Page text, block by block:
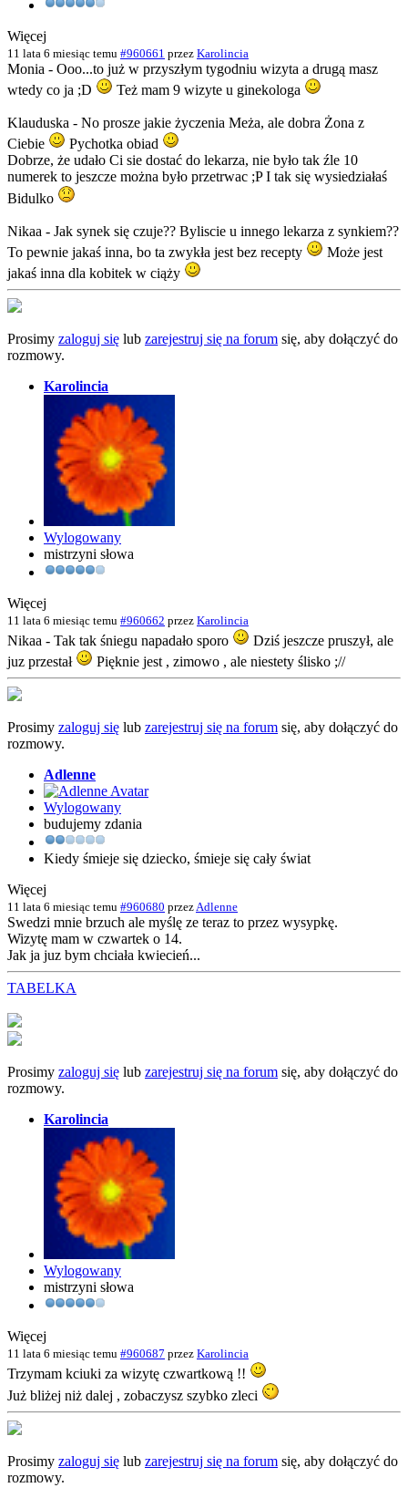
Więcej
11 lata 6 miesiąc temu #960661 przez Karolincia
Monia - Ooo...to już w przyszłym tygodniu wizyta a drugą masz
wtedy co ja ;D
Też mam 9 wizyte u ginekologa
Klauduska - No prosze jakie życzenia Meża, ale dobra Żona z
Ciebie
Pychotka obiad
Dobrze, że udało Ci sie dostać do lekarza, nie było tak źle 10
numerek to jeszcze można było przetrwac ;P I tak się wysiedziałaś
Bidulko
Nikaa - Jak synek się czuje?? Byliscie u innego lekarza z synkiem??
To pewnie jakaś inna, bo ta zwykła jest bez recepty
Może jest
jakaś inna dla kobitek w ciąży
Prosimy zaloguj się lub zarejestruj się na forum się, aby dołączyć do
rozmowy.
Karolincia
Wylogowany
mistrzyni słowa
Więcej
11 lata 6 miesiąc temu #960662 przez Karolincia
Nikaa - Tak tak śniegu napadało sporo
Dziś jeszcze pruszył, ale
juz przestał
Pięknie jest , zimowo , ale niestety ślisko ;//
Prosimy zaloguj się lub zarejestruj się na forum się, aby dołączyć do
rozmowy.
Adlenne
Wylogowany
budujemy zdania
Kiedy śmieje się dziec­ko, śmieje się cały świat
Więcej
11 lata 6 miesiąc temu #960680 przezAdlenne
Swedzi mnie brzuch ale myślę ze teraz to przez wysypkę.
Wizytę mam w czwartek o 14.
Jak ja juz bym chciała kwiecień...
TABELKA
Prosimy zaloguj się lub zarejestruj się na forum się, aby dołączyć do
rozmowy.
Karolincia
Wylogowany
mistrzyni słowa
Więcej
11 lata 6 miesiąc temu #960687 przez Karolincia
Trzymam kciuki za wizytę czwartkową !!
Już bliżej niż dalej , zobaczysz szybko zleci
Prosimy zaloguj się lub zarejestruj się na forum się, aby dołączyć do
rozmowy.